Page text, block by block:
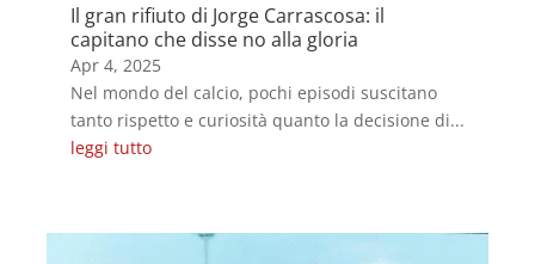
Il gran rifiuto di Jorge Carrascosa: il
capitano che disse no alla gloria
Apr 4, 2025
Nel mondo del calcio, pochi episodi suscitano
tanto rispetto e curiosità quanto la decisione di...
leggi tutto